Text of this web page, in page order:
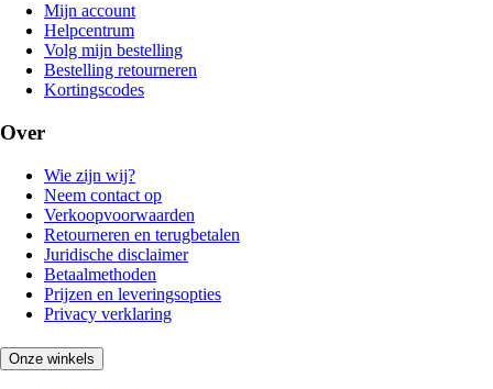
Mijn account
Helpcentrum
Volg mijn bestelling
Bestelling retourneren
Kortingscodes
Over
Wie zijn wij?
Neem contact op
Verkoopvoorwaarden
Retourneren en terugbetalen
Juridische disclaimer
Betaalmethoden
Prijzen en leveringsopties
Privacy verklaring
Onze winkels